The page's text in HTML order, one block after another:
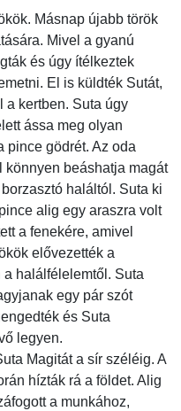
Másnap újabb török
Mivel a gyanú
és úgy ítélkeztek
El is küldték Sutát,
a kertben. Suta úgy
ássa meg olyan
pince gödrét. Az oda
könnyen beáshatja magát
haláltól. Suta ki
alig egy araszra volt
a fenekére, amivel
elővezették a
halálfélelemtől. Suta
egy pár szót
és Suta
legyen.
Magitát a sír széléig. A
hízták rá a földet. Alig
a munkához,